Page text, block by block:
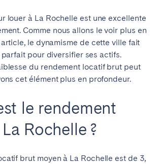
louer à La Rochelle est une excellente
Comme nous allons le voir plus en
le dynamisme de cette ville fait
parfait pour diversifier ses actifs.
du rendement locatif brut peut
cet élément plus en profondeur.
le rendement
Rochelle ?
brut moyen à La Rochelle est de 3,